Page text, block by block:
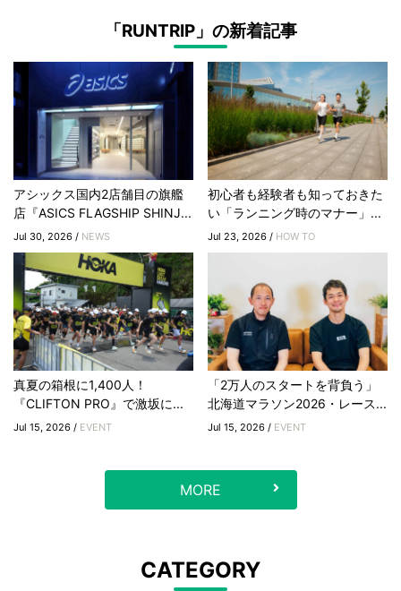
「RUNTRIP」の新着記事
アシックス国内2店舗目の旗艦
店『ASICS FLAGSHIP SHINJ...
Jul 30, 2026 / NEWS
初心者も経験者も知っておきた
い「ランニング時のマナー」...
Jul 23, 2026 / HOW TO
真夏の箱根に1,400人！
『CLIFTON PRO』で激坂に...
Jul 15, 2026 / EVENT
「2万人のスタートを背負う」
北海道マラソン2026・レース...
Jul 15, 2026 / EVENT
MORE
CATEGORY